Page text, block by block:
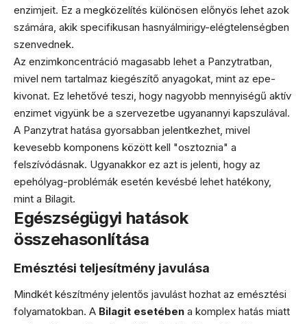
enzimjeit. Ez a megközelítés különösen előnyös lehet azok
számára, akik specifikusan hasnyálmirigy-elégtelenségben
szenvednek.
Az enzimkoncentráció magasabb lehet a Panzytratban,
mivel nem tartalmaz kiegészítő anyagokat, mint az epe-
kivonat. Ez lehetővé teszi, hogy nagyobb mennyiségű aktív
enzimet vigyünk be a szervezetbe ugyanannyi kapszulával.
A Panzytrat hatása gyorsabban jelentkezhet, mivel
kevesebb komponens között kell "osztoznia" a
felszívódásnak. Ugyanakkor ez azt is jelenti, hogy az
epehólyag-problémák esetén kevésbé lehet hatékony,
mint a Bilagit.
Egészségügyi hatások
összehasonlítása
Emésztési teljesítmény javulása
Mindkét készítmény jelentős javulást hozhat az emésztési
folyamatokban. A Bilagit esetében a komplex hatás miatt